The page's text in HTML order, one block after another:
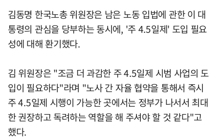
김동명 한국노총 위원장은 남은 노동 입법에 관한 이 대
통령의 관심을 당부하는 동시에, '주 4.5일제' 도입 필요
성에 대해 환기했다.
김 위원장은 "조금 더 과감한 주 4.5일제 시범 사업의 도
입이 필요하다"라며 "노사 간 자율 협약을 통해서 즉시
주 4.5일제 시행이 가능한 곳에서는 정부가 나서서 최대
한 권장하고 독려하는 역할을 해 주셔야 할 것 같다"고
했다.